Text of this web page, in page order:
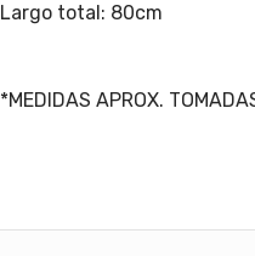
Largo total: 80cm
*MEDIDAS APROX.